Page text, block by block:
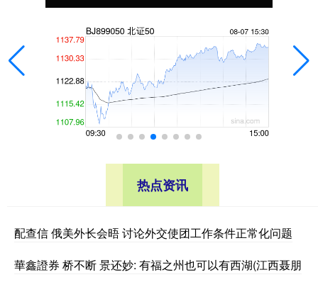
热点资讯
配查信 俄美外长会晤 讨论外交使团工作条件正常化问题
華鑫證券 桥不断 景还妙: 有福之州也可以有西湖(江西聂朋